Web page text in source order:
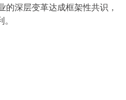
深层变革达成框架性共识，